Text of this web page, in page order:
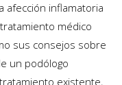
afección inflamatoria
médico
sus consejos sobre
un podólogo
existente,